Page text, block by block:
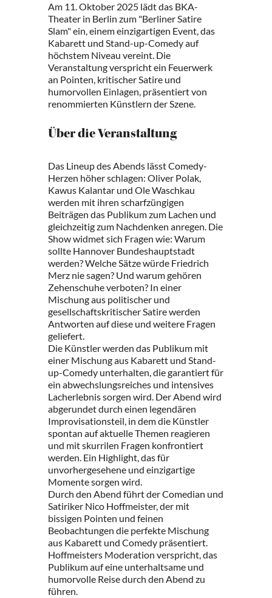
Am 11. Oktober 2025 lädt das BKA-
Theater in Berlin zum "Berliner Satire
Slam" ein, einem einzigartigen Event, das
Kabarett und Stand-up-Comedy auf
höchstem Niveau vereint. Die
Veranstaltung verspricht ein Feuerwerk
an Pointen, kritischer Satire und
humorvollen Einlagen, präsentiert von
renommierten Künstlern der Szene.
Über die Veranstaltung
Das Lineup des Abends lässt Comedy-
Herzen höher schlagen: Oliver Polak,
Kawus Kalantar und Ole Waschkau
werden mit ihren scharfzüngigen
Beiträgen das Publikum zum Lachen und
gleichzeitig zum Nachdenken anregen. Die
Show widmet sich Fragen wie: Warum
sollte Hannover Bundeshauptstadt
werden? Welche Sätze würde Friedrich
Merz nie sagen? Und warum gehören
Zehenschuhe verboten? In einer
Mischung aus politischer und
gesellschaftskritischer Satire werden
Antworten auf diese und weitere Fragen
geliefert.
Die Künstler werden das Publikum mit
einer Mischung aus Kabarett und Stand-
up-Comedy unterhalten, die garantiert für
ein abwechslungsreiches und intensives
Lacherlebnis sorgen wird. Der Abend wird
abgerundet durch einen legendären
Improvisationsteil, in dem die Künstler
spontan auf aktuelle Themen reagieren
und mit skurrilen Fragen konfrontiert
werden. Ein Highlight, das für
unvorhergesehene und einzigartige
Momente sorgen wird.
Durch den Abend führt der Comedian und
Satiriker Nico Hoffmeister, der mit
bissigen Pointen und feinen
Beobachtungen die perfekte Mischung
aus Kabarett und Comedy präsentiert.
Hoffmeisters Moderation verspricht, das
Publikum auf eine unterhaltsame und
humorvolle Reise durch den Abend zu
führen.